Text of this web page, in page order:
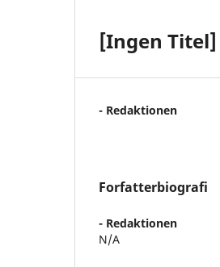
[Ingen Titel]
- Redaktionen
Forfatterbiografi
- Redaktionen
N/A